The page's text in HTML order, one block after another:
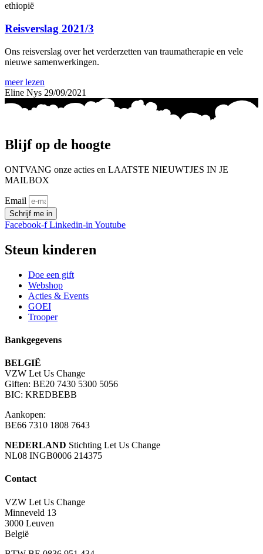
ethiopië
Reisverslag 2021/3
Ons reisverslag over het verderzetten van traumatherapie en vele
nieuwe samenwerkingen.
meer lezen
Eline Nys 29/09/2021
Blijf op de hoogte
ONTVANG onze acties en LAATSTE NIEUWTJES IN JE
MAILBOX
Email
Schrijf me in
Facebook-f Linkedin-in Youtube
Steun kinderen
Doe een gift
Webshop
Acties & Events
GOEI
Trooper
Bankgegevens
BELGIË
VZW Let Us Change
Giften: BE20 7430 5300 5056
BIC: KREDBEBB
Aankopen:
BE66 7310 1808 7643
NEDERLAND Stichting Let Us Change
NL08 INGB0006 214375
Contact
VZW Let Us Change
Minneveld 13
3000 Leuven
België